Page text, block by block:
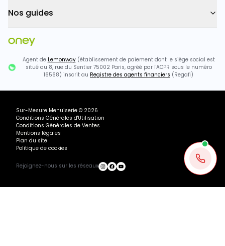
Nos guides
Agent de Lemonway(établissement de paiement dont le siège social est
situé au 8, rue du Sentier 75002 Paris, agréé par l'ACPR sous le numéro
16568) inscrit au Registre des agents financiers (Regafi)
Sur-Mesure Menuiserie © 2026
Conditions Générales d'Utilisation
Conditions Générales de Ventes
Mentions légales
Plan du site
Politique de cookies
Rejoignez-nous sur les réseaux